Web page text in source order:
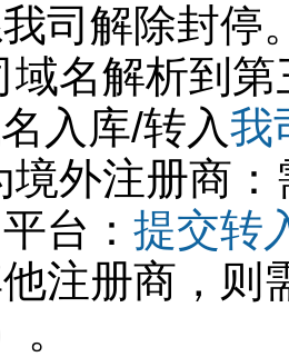
司解除封停
域名解析到
入库/转入我
境外注册商
台： 提交转
注册商，则